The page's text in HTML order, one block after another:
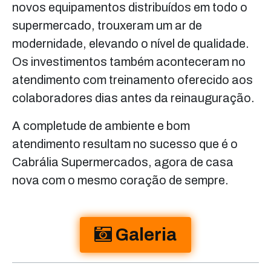
novos equipamentos distribuídos em todo o
supermercado, trouxeram um ar de
modernidade, elevando o nível de qualidade.
Os investimentos também aconteceram no
atendimento com treinamento oferecido aos
colaboradores dias antes da reinauguração.
A completude de ambiente e bom
atendimento resultam no sucesso que é o
Cabrália Supermercados, agora de casa
nova com o mesmo coração de sempre.
Galeria